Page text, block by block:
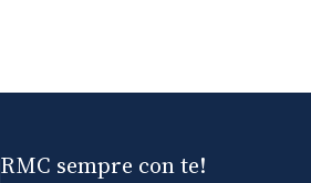
RMC sempre con te!